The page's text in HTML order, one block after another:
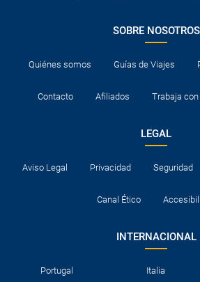
SOBRE NOSOTROS
Quiénes somos Guías de Viajes
Contacto Afiliados Trabaja
LEGAL
Aviso Legal Privacidad Seguridad
Canal Ético
INTERNACIONAL
Portugal Italia